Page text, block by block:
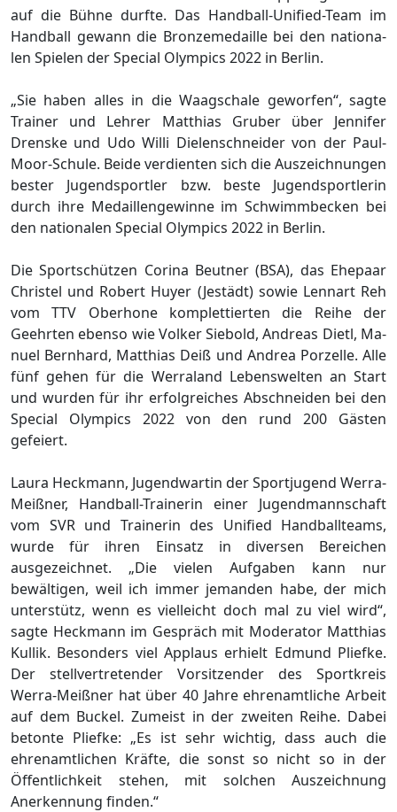
auf die Bühne durfte. Das Handball-Uni­fied-Team im
Hand­ball gewann die Bron­ze­me­dail­le bei den na­tio­na­
len Spie­len der Spe­cial Olym­pics 2022 in Ber­lin.
„Sie haben alles in die Waagschale geworfen“, sagte
Trainer und Lehrer Matthias Gruber über Jen­ni­fer
Drens­ke und Udo Willi Die­len­schnei­der von der Paul-
Moor-Schu­le. Beide verdienten sich die Auszeichnungen
bester Jugendsportler bzw. beste Jugendsportlerin
durch ihre Me­dail­lengewinne im Schwimmbecken bei
den na­tio­na­len Spe­cial Olym­pics 2022 in Berlin.
Die Sportschützen Co­ri­na Beut­ner (BSA), das Ehepaar
Chris­tel und Ro­bert Huyer (Je­s­tädt) sowie Lenn­art Reh
vom TTV Ober­ho­ne komplettierten die Reihe der
Geehrten ebenso wie Vol­ker Sie­bold, An­dre­as Dietl, Ma­
nu­el Bern­hard, Mat­thi­as Deiß und An­drea Por­zel­le. Alle
fünf gehen für die Wer­ra­land Le­bens­wel­ten an Start
und wur­den für ihr er­folg­rei­ches Ab­schnei­den bei den
Spe­cial Olym­pics 2022 von den rund 200 Gästen
gefeiert.
Laura Heck­mann, Ju­gend­war­tin der Sport­ju­gend Werra-
Meiß­ner, Handball-Trai­ne­rin einer Ju­gend­mann­schaft
vom SVR und Trai­ne­rin des Uni­fied Hand­ball­teams,
wurde für ihren Einsatz in diversen Bereichen
ausgezeichnet. „Die vielen Aufgaben kann nur
bewältigen, weil ich immer jemanden habe, der mich
unterstütz, wenn es vielleicht doch mal zu viel wird“,
sagte Heckmann im Gespräch mit Moderator Matthias
Kullik. Besonders viel Applaus erhielt Ed­mund Plief­ke.
Der stell­ver­tre­ten­der Vor­sit­zen­der des Sport­kreis
Werra-Meiß­ner hat über 40 Jahre ehrenamtliche Arbeit
auf dem Buckel. Zumeist in der zweiten Reihe. Dabei
betonte Plief­ke: „Es ist sehr wichtig, dass auch die
ehrenamtlichen Kräfte, die sonst so nicht so in der
Öffentlichkeit stehen, mit solchen Auszeichnung
Anerkennung finden.“